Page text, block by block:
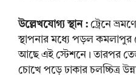
উল্লেখযোগ্য স্থান : ট্রেনে
স্থাপনার মধ্যে পড়ল কমলাপুর
আছে এই স্টেশনে। তারপর
চোখে পড়ে ঢাকার চলচ্চিত্র